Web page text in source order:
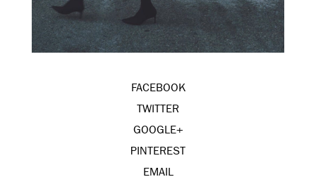
FACEBOOK
TWITTER
GOOGLE+
PINTEREST
EMAIL